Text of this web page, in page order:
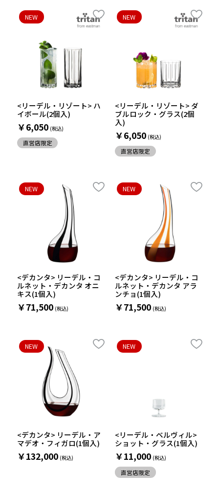
<リーデル・リゾート> ハ
イボール(2個入)
￥6,050
NEW
直営店限定
<リーデル・リゾート> ダ
ブルロック・グラス(2個
入)
￥6,050
NEW
直営店限定
<デカンタ> リーデル・コ
ルネット・デカンタ オニ
キス(1個入)
￥71,500
NEW
<デカンタ> リーデル・コ
ルネット・デカンタ アラ
ンチョ(1個入)
￥71,500
NEW
<デカンタ> リーデル・ア
マデオ・フィガロ(1個入)
￥132,000
NEW
<リーデル・ベルヴィル>
ショット・グラス(1個入)
￥11,000
NEW
直営店限定